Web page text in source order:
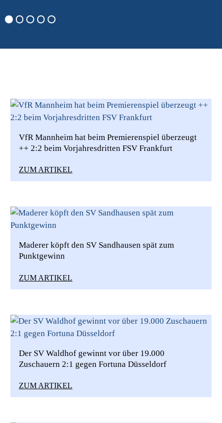
VfR Mannheim hat beim Premierenspiel überzeugt
++ 2:2 beim Vorjahresdritten FSV Frankfurt
ZUM ARTIKEL
Maderer köpft den SV Sandhausen spät zum
Punktgewinn
ZUM ARTIKEL
Der SV Waldhof gewinnt vor über 19.000
Zuschauern 2:1 gegen Fortuna Düsseldorf
ZUM ARTIKEL